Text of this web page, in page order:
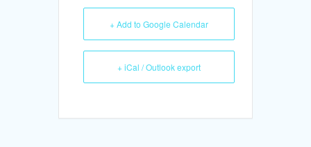
+ Add to Google Calendar
+ iCal / Outlook export